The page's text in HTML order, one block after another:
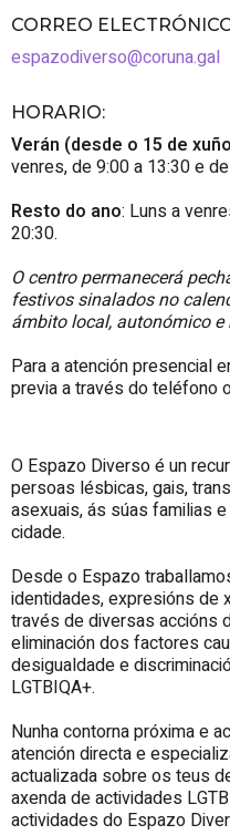
CORREO
espazodiverso@coruna.gal
HORARIO:
Verán (desde o 15 de
venres, de 9:00 a 13:30 e
Resto do ano: Luns a
20:30.
O centro permanecerá
festivos sinalados no
ámbito local, autonómico e
Para a atención presencial
previa a través do teléfono
O Espazo Diverso é un
persoas lésbicas, gais,
asexuais, ás súas familias
cidade.
Desde o Espazo
identidades, expresións de
través de diversas accións
eliminación dos factores
desigualdade e
LGTBIQA+.
Nunha contorna próxima e
atención directa e
actualizada sobre os teus
axenda de actividades
actividades do Espazo